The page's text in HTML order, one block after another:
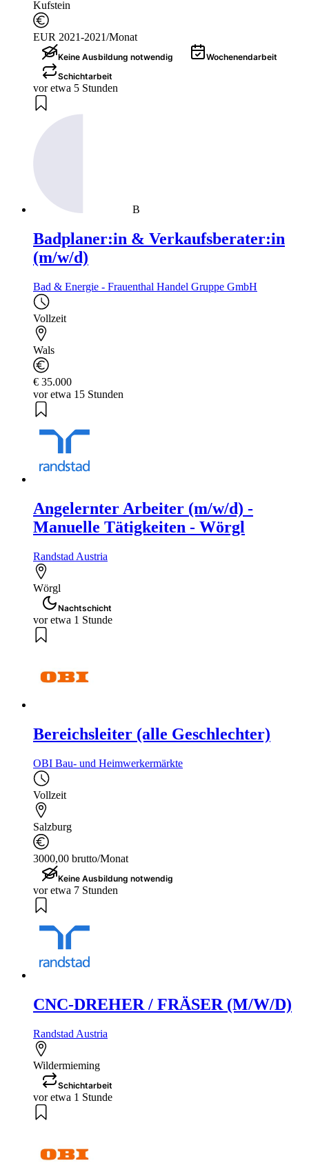
Kufstein
EUR 2021-2021/Monat
Keine Ausbildung notwendig
Wochenendarbeit
Schichtarbeit
vor etwa 5 Stunden
B
Badplaner:in & Verkaufsberater:in
(m/w/d)
Bad & Energie - Frauenthal Handel Gruppe GmbH
Vollzeit
Wals
€ 35.000
vor etwa 15 Stunden
Angelernter Arbeiter (m/w/d) -
Manuelle Tätigkeiten - Wörgl
Randstad Austria
Wörgl
Nachtschicht
vor etwa 1 Stunde
Bereichsleiter (alle Geschlechter)
OBI Bau- und Heimwerkermärkte
Vollzeit
Salzburg
3000,00 brutto/Monat
Keine Ausbildung notwendig
vor etwa 7 Stunden
CNC-DREHER / FRÄSER (M/W/D)
Randstad Austria
Wildermieming
Schichtarbeit
vor etwa 1 Stunde